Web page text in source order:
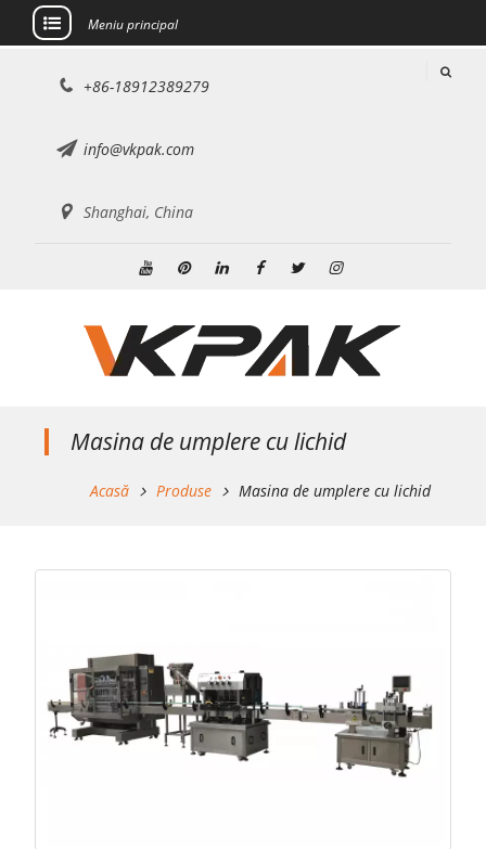
Meniu principal
+86-18912389279
info@vkpak.com
Shanghai, China
nervozitate
Masina de umplere cu lichid
Acasă Produse Masina de umplere cu lichid